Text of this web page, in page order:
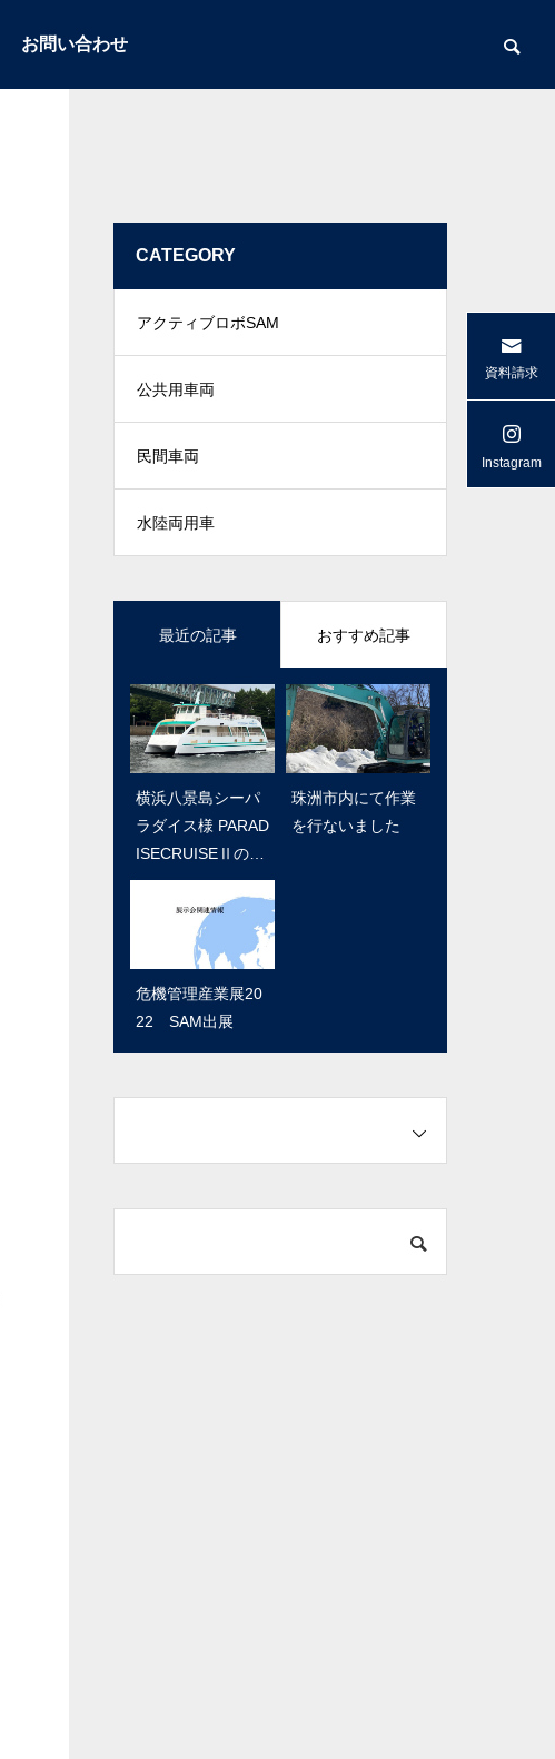
お問い合わせ
CATEGORY
アクティブロボSAM
公共用車両
民間車両
水陸両用車
最近の記事 おすすめ記事
横浜八景島シーパ
ラダイス様 PARAD
ISECRUISEⅡのお
披露目
珠洲市内にて作業
を行ないました
危機管理産業展20
22 SAM出展
『EduTown あした
ね』にロボット開
発者として紹介さ
れました
【かながわNavi大
賞2019】奨励賞受
テクニカルショウ
ヨコハマ2020 コ
ーワテック㈱
資料請求
Instagram